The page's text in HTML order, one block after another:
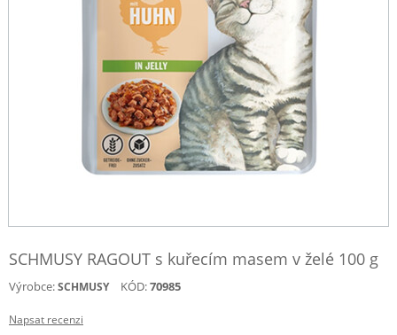
SCHMUSY RAGOUT s kuřecím masem v želé 100 g
Výrobce:SCHMUSY KÓD:70985
Napsat recenzi